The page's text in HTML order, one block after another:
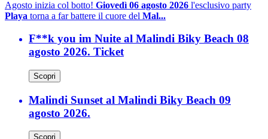
Agosto inizia col botto! Giovedì 06 agosto 2026 l'esclusivo party
Playa torna a far battere il cuore del Mal...
F**k you im Nuite al Malindi Biky Beach 08
agosto 2026. Ticket
Scopri
Malindi Sunset al Malindi Biky Beach 09
agosto 2026.
Scopri